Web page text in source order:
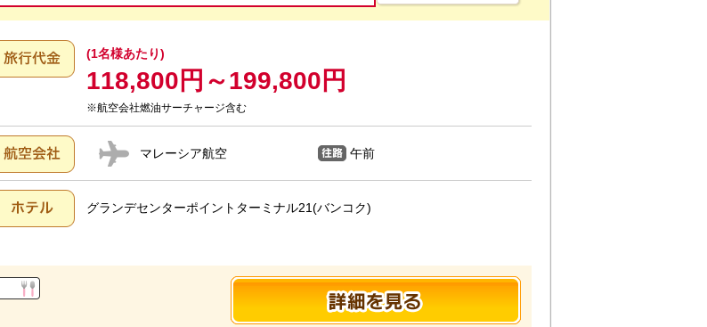
(1名様あたり)
118,800円～199,800円
※航空会社燃油サーチャージ含む
マレーシア航空 午前
グランデセンターポイントターミナル21(バンコク)